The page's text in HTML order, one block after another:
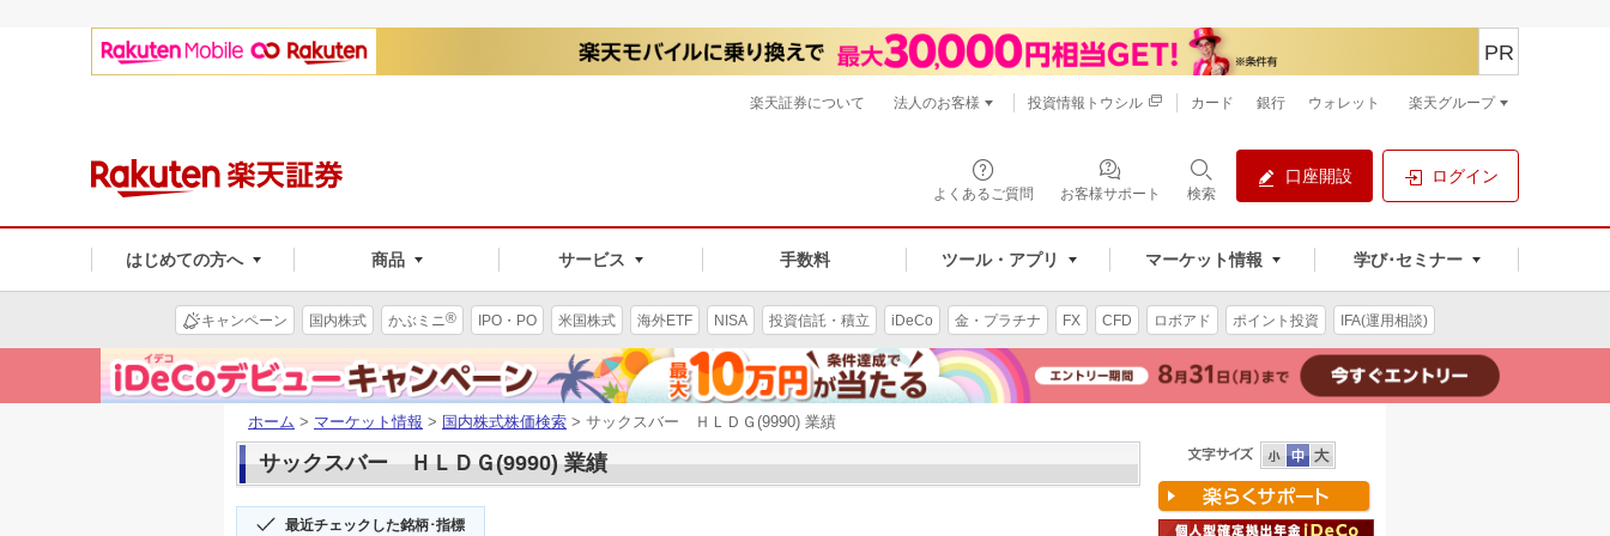
よくあるご質問 お客様サポート 検索
口座開設 ログイン
はじめての方へ 商品 サービス 手数料 ツール・アプリ マーケット情報 学び･セミナー
PR
楽天証券について 法人のお客様 投資情報トウシル カード 銀行 ウォレット 楽天グループ
キャンペーン 国内株式 かぶミニ® IPO・PO 米国株式 海外ETF NISA 投資信託・積立 iDeCo 金・プラチナ FX CFD ロボアド ポイント投資 IFA(運用相談)
ホーム > マーケット情報 > 国内株式株価検索 > サックスバー ＨＬＤＧ(9990) 業績
サックスバー ＨＬＤＧ(9990) 業績
最近チェックした銘柄･指標